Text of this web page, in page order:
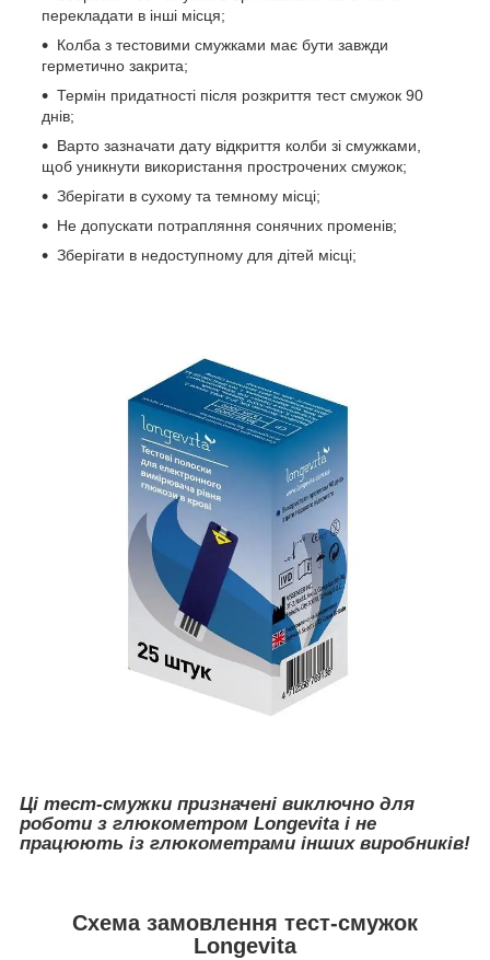
перекладати в інші місця;
Колба з тестовими смужками має бути завжди
герметично закрита;
Термін придатності після розкриття тест смужок 90
днів;
Варто зазначати дату відкриття колби зі смужками,
щоб уникнути використання прострочених смужок;
Зберігати в сухому та темному місці;
Не допускати потрапляння сонячних променів;
Зберігати в недоступному для дітей місці;
Ці тест-смужки призначені виключно для
роботи з глюкометром Longevita і не
працюють із глюкометрами інших виробників!
Схема замовлення тест-смужок
Longevita